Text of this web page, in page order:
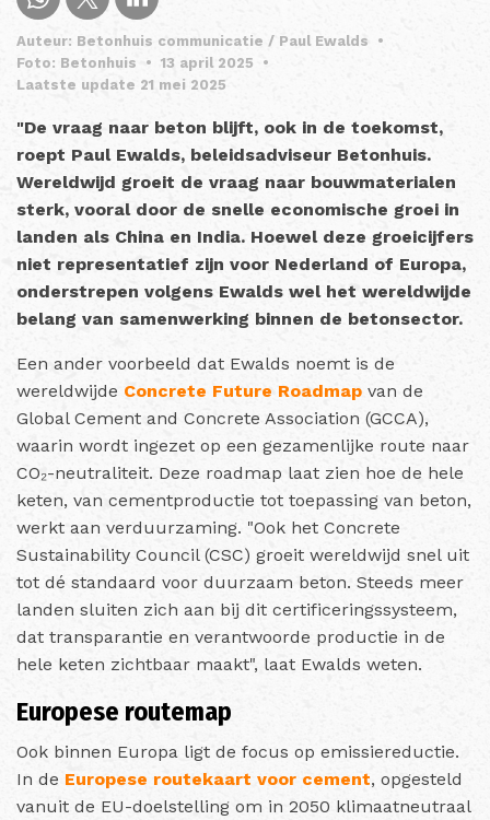
Auteur: Betonhuis communicatie / Paul Ewalds
•
Foto: Betonhuis
• 13 april 2025
•
Laatste update 21 mei 2025
"De vraag naar beton blijft, ook in de toekomst,
roept Paul Ewalds, beleidsadviseur Betonhuis.
Wereldwijd groeit de vraag naar bouwmaterialen
sterk, vooral door de snelle economische groei in
landen als China en India. Hoewel deze groeicijfers
niet representatief zijn voor Nederland of Europa,
onderstrepen volgens Ewalds wel het wereldwijde
belang van samenwerking binnen de betonsector.
Een ander voorbeeld dat Ewalds noemt is de
wereldwijde Concrete Future Roadmap van de
Global Cement and Concrete Association (GCCA),
waarin wordt ingezet op een gezamenlijke route naar
CO₂-neutraliteit. Deze roadmap laat zien hoe de hele
keten, van cementproductie tot toepassing van beton,
werkt aan verduurzaming. "Ook het Concrete
Sustainability Council (CSC) groeit wereldwijd snel uit
tot dé standaard voor duurzaam beton. Steeds meer
landen sluiten zich aan bij dit certificeringssysteem,
dat transparantie en verantwoorde productie in de
hele keten zichtbaar maakt", laat Ewalds weten.
Europese routemap
Ook binnen Europa ligt de focus op emissiereductie.
In de Europese routekaart voor cement, opgesteld
vanuit de EU-doelstelling om in 2050 klimaatneutraal